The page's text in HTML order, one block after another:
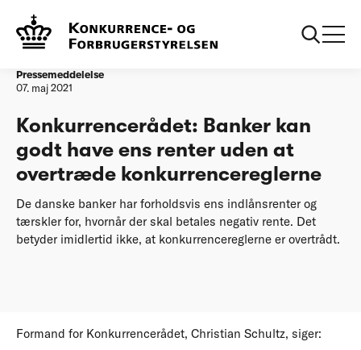
Forside
konkurrencereglerne
Pressemeddelelse
07. maj 2021
Konkurrencerådet: Banker kan
godt have ens renter uden at
overtræde konkurrencereglerne
De danske banker har forholdsvis ens indlånsrenter og
tærskler for, hvornår der skal betales negativ rente. Det
betyder imidlertid ikke, at konkurrencereglerne er overtrådt.
Formand for Konkurrencerådet, Christian Schultz, siger: